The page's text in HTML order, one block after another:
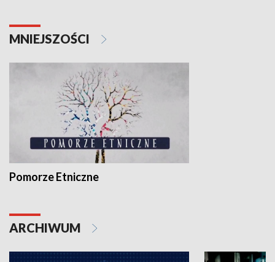
MNIEJSZOŚCI
Pomorze Etniczne
ARCHIWUM